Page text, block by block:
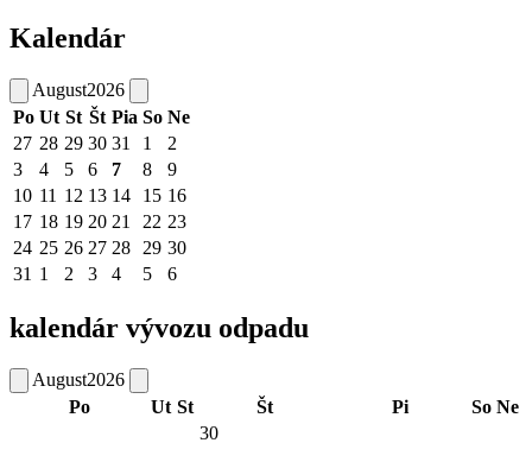
Kalendár
August2026
Po Ut St Št Pia So Ne
27 28 29 30 31 1
2
3
4 5 6 7 8
9
10 11 12 13 14 15 16
17 18 19 20 21 22 23
24 25 26 27 28 29 30
31 1 2 3 4 5 6
kalendár vývozu odpadu
August2026
Po
Ut St Št Pi So Ne
30